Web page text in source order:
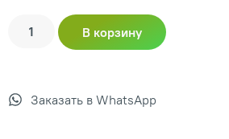
В корзину
Заказать в WhatsApp